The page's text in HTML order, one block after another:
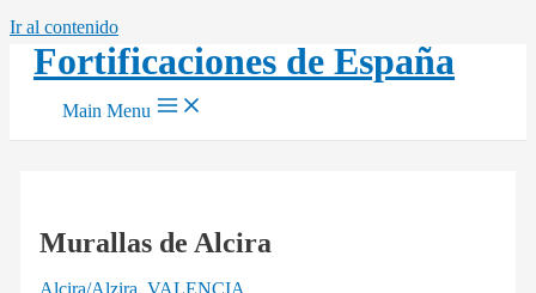
Ir al contenido
Fortificaciones de España
Main Menu
Murallas de Alcira